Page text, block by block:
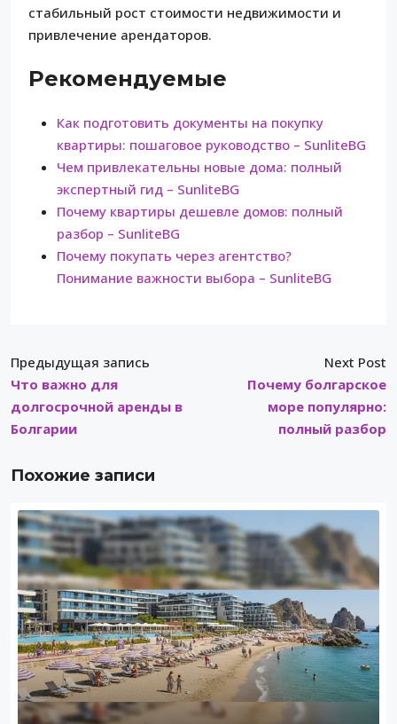
стабильный рост стоимости недвижимости и
привлечение арендаторов.
Рекомендуемые
Как подготовить документы на покупку
квартиры: пошаговое руководство – SunliteBG
Чем привлекательны новые дома: полный
экспертный гид – SunliteBG
Почему квартиры дешевле домов: полный
разбор – SunliteBG
Почему покупать через агентство?
Понимание важности выбора – SunliteBG
Предыдущая запись
Что важно для
долгосрочной аренды в
Болгарии
Next Post
Почему болгарское
море популярно:
полный разбор
Похожие записи